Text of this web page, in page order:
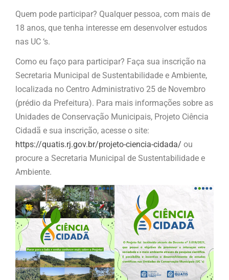
Quem pode participar? Qualquer pessoa, com mais de
18 anos, que tenha interesse em desenvolver estudos
nas UC ‘s.
Como eu faço para participar? Faça sua inscrição na
Secretaria Municipal de Sustentabilidade e Ambiente,
localizada no Centro Administrativo 25 de Novembro
(prédio da Prefeitura). Para mais informações sobre as
Unidades de Conservação Municipais, Projeto Ciência
Cidadã e sua inscrição, acesse o site:
https://quatis.rj.gov.br/projeto-ciencia-cidada/ ou
procure a Secretaria Municipal de Sustentabilidade e
Ambiente.